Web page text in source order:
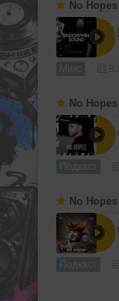
No Hopes
Микс
No Hopes
Подкаст
No Hopes
Подкаст